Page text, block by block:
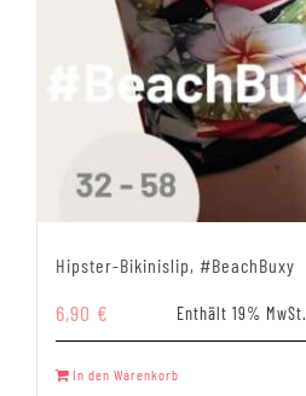
Hipster-Bikinislip, #BeachBuxy
6,90 € Enthält 19% MwSt.
In den Warenkorb